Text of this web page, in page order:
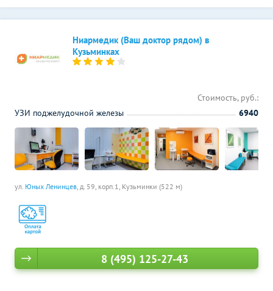
Ниармедик (Ваш доктор рядом) в
Кузьминках
ул. Юных Ленинцев, д. 59, корп.1, Кузьминки (522 м)
Стоимость, руб.:
УЗИ поджелудочной железы
6940
8 (495) 125-27-43